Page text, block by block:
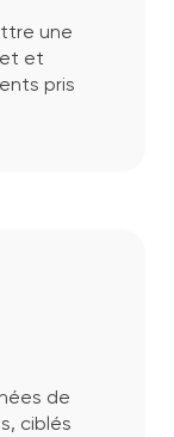
une
et
pris
de
ciblés